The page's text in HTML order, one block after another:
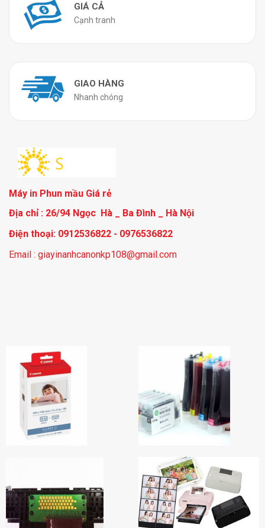
GIÁ CẢ
Cạnh tranh
GIAO HÀNG
Nhanh chóng
Máy in Phun mầu Giá rẻ
Địa chỉ : 26/94 Ngọc Hà _ Ba Đình _ Hà Nội
Điện thoại: 0912536822 - 0976536822
Email : giayinanhcanonkp108@gmail.com